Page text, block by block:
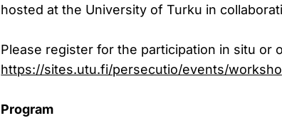
hosted at the University of Turku in
Please register for the participation in situ or
https://sites.utu.fi/persecutio/events/
Program